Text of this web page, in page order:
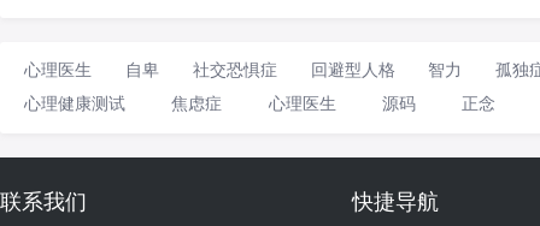
心理医生 自卑 社交恐惧症 回避型人格 智力
孤独
心理健康测试
焦虑症 心理医生 源码 正念
联系我们 快捷导航